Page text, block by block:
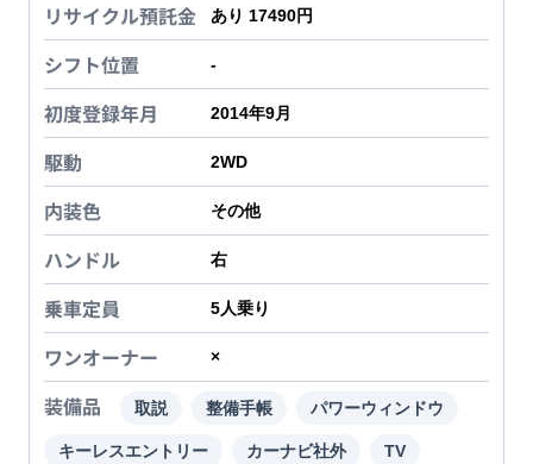
リサイクル預託金 あり 17490円
シフト位置 -
初度登録年月 2014年9月
駆動 2WD
内装色 その他
ハンドル 右
乗車定員 5人乗り
ワンオーナー ×
装備品 取説 整備手帳 パワーウィンドウ
キーレスエントリー カーナビ社外 TV